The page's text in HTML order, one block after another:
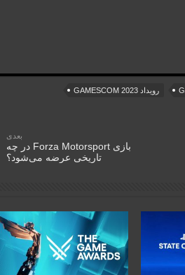
رویداد GAMESCOM 2023
بعدی
بازی Forza Motorsport در چه
تاریخی عرضه می‌شود؟